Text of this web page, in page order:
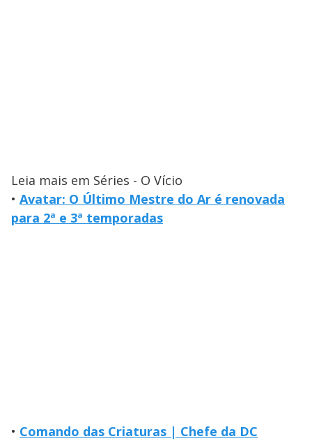
Leia mais em Séries - O Vício
• Avatar: O Último Mestre do Ar é renovada
para 2ª e 3ª temporadas
• Comando das Criaturas | Chefe da DC